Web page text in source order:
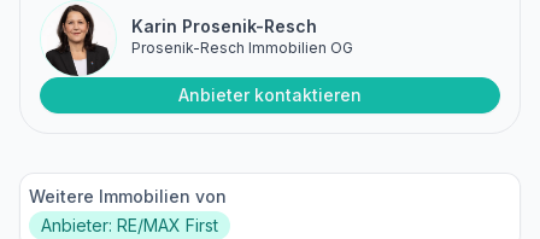
Karin Prosenik-Resch
Prosenik-Resch Immobilien OG
Anbieter kontaktieren
Weitere Immobilien von
Anbieter: RE/MAX First